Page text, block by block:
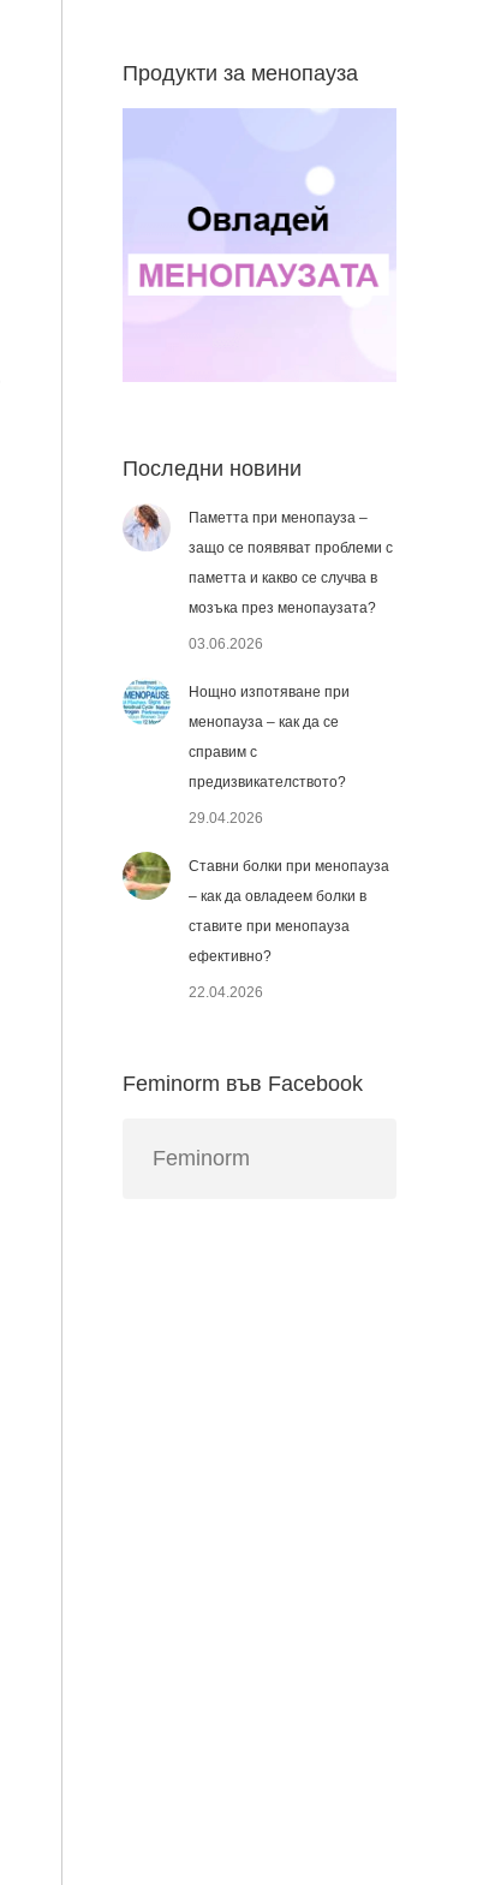
Продукти за менопауза
Последни новини
Паметта при менопауза –
защо се появяват проблеми с
паметта и какво се случва в
мозъка през менопаузата?
03.06.2026
Нощно изпотяване при
менопауза – как да се
справим с
предизвикателството?
29.04.2026
Ставни болки при менопауза
– как да овладеем болки в
ставите при менопауза
ефективно?
22.04.2026
Feminorm във Facebook
Feminorm